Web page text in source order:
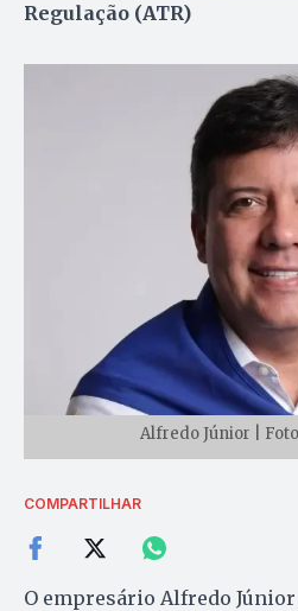
Regulação (ATR)
Alfredo Júnior |
COMPARTILHAR
O empresário Alfredo